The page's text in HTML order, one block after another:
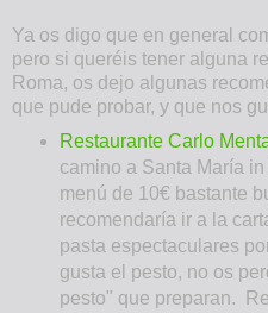
Ya os digo que en general
pero si queréis tener alguna
Roma, os dejo algunas
que pude probar, y que nos
Restaurante Carlo
camino a Santa María
menú de 10€ bastante
recomendaría ir a la
pasta espectaculares
gusta el pesto, no os
pesto" que preparan.